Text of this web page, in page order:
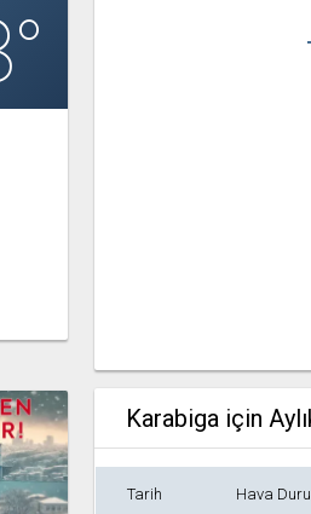
Karabiga için
Tarih Hava